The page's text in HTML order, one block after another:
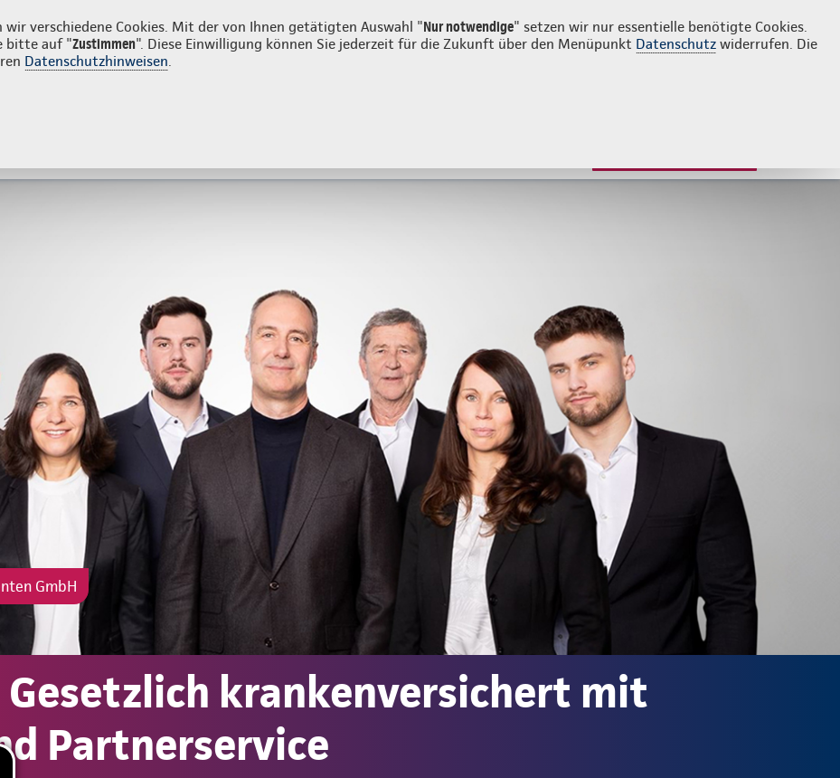
verschiedene Cookies. Mit der von Ihnen getätigten Auswahl "Nur notwendige" setzen wir nur essentielle benötigte Cookies.
bitte auf "Zustimmen". Diese Einwilligung können Sie jederzeit für die Zukunft über den Menüpunkt Datenschutz widerrufen. Die
Datenschutzhinweisen.
PrivatkundenFirmenkunden Login Kontakt 030 200509330
GmbH
krankenversichert mit
Partnerservice